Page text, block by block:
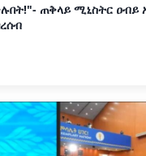
ጠቅላይ ሚኒስትር ዐብይ